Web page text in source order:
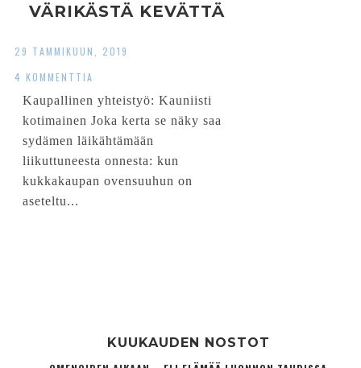
VÄRIKÄSTÄ KEVÄTTÄ
29 TAMMIKUUN, 2019
4 KOMMENTTIA
Kaupallinen yhteistyö: Kauniisti
kotimainen Joka kerta se näky saa
sydämen läikähtämään
liikuttuneesta onnesta: kun
kukkakaupan ovensuuhun on
aseteltu...
KUUKAUDEN NOSTOT